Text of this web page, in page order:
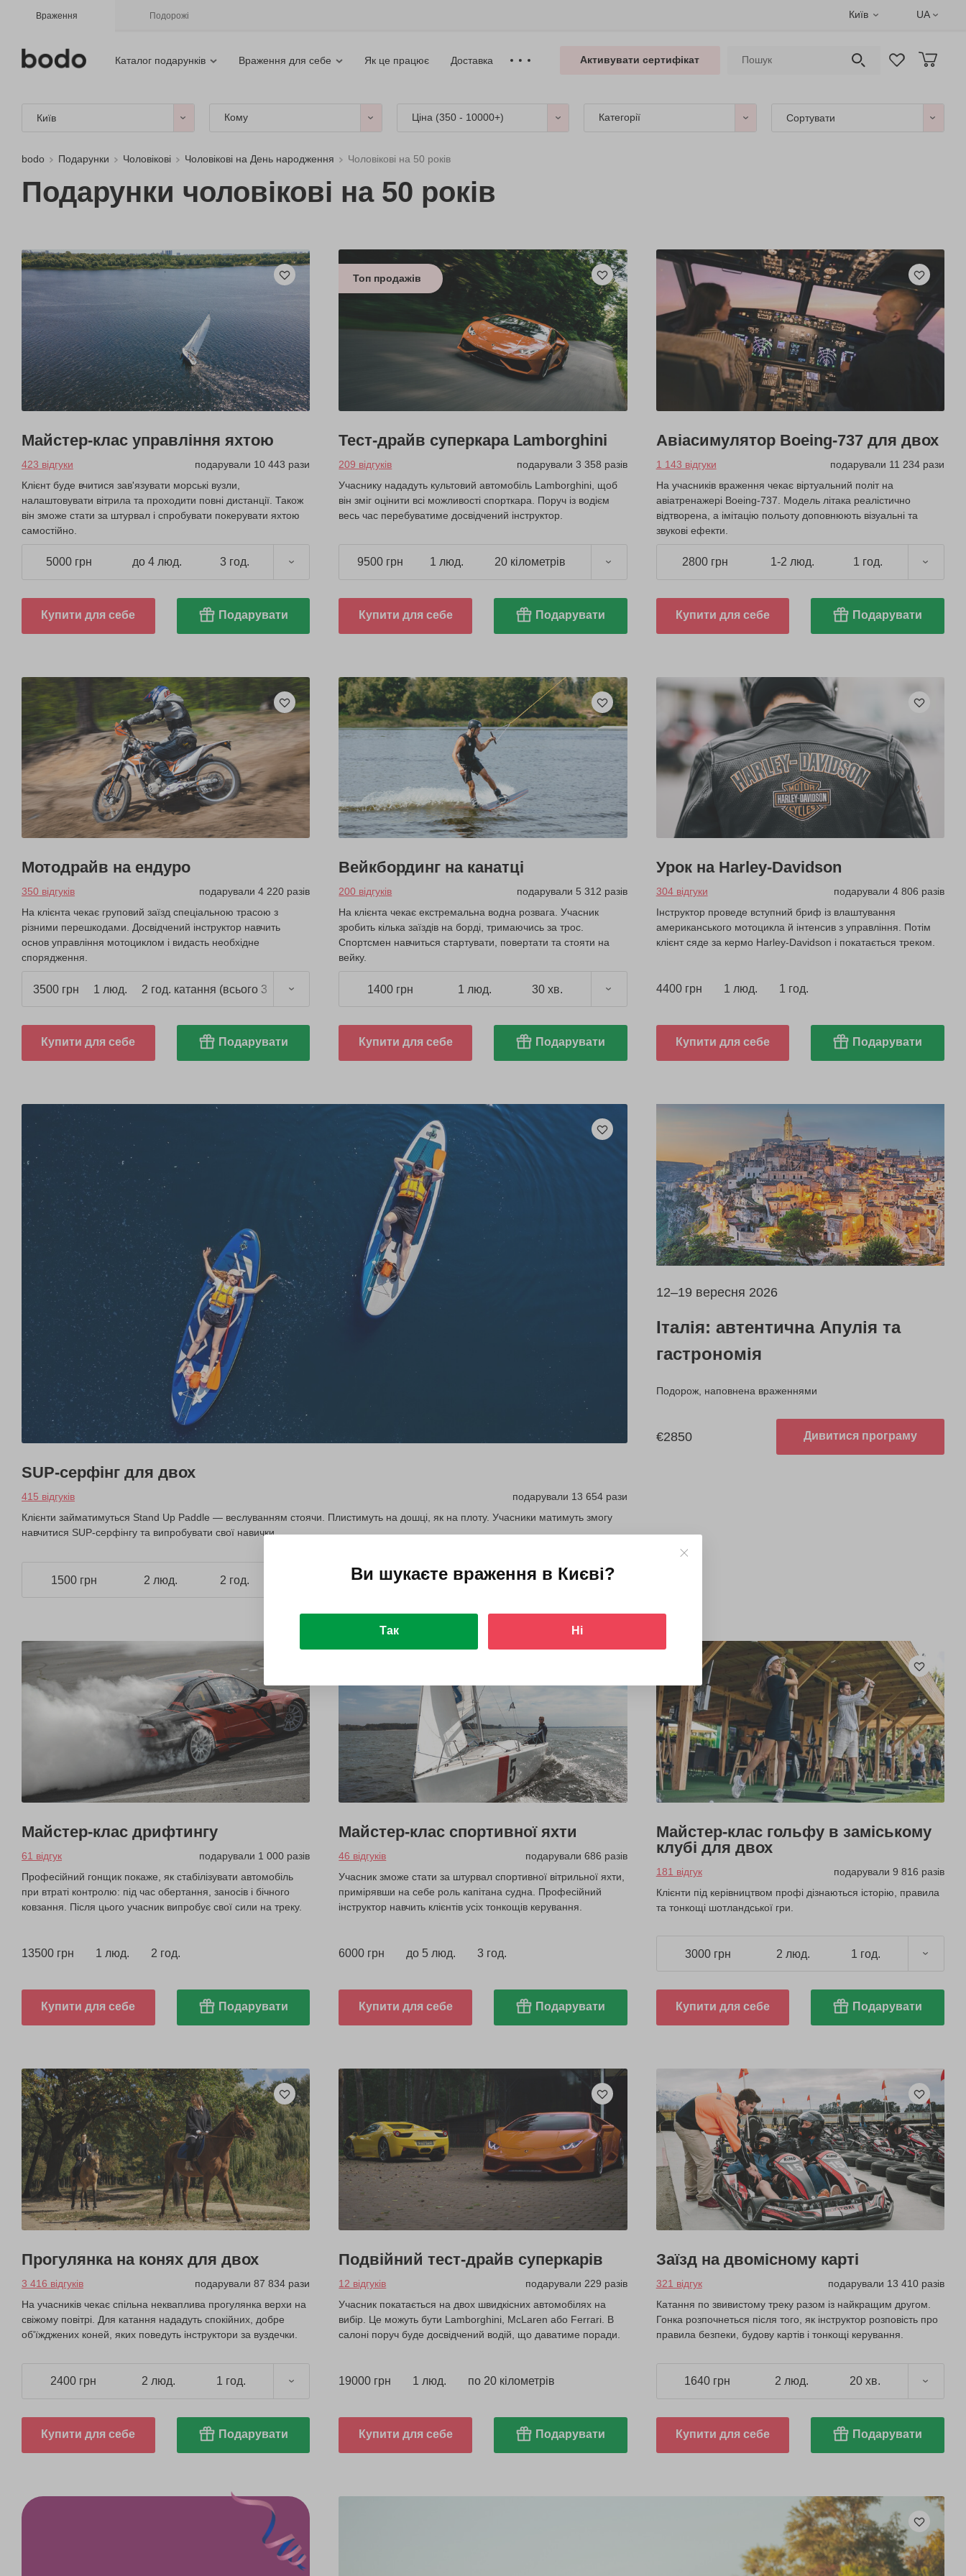
Враження Подорожі Київ UA
Каталог подарунків Враження для себе Як це працює Доставка Активувати сертифікат
Київ Кому Ціна (350 - 10000+) Категорії Сортувати
bodo Подарунки Чоловікові Чоловікові на День народження Чоловікові на 50 років
Подарунки чоловікові на 50 років
Майстер-клас управління яхтою
423 відгуки
подарували 10 443 рази
Клієнт буде вчитися зав'язувати морські вузли,
налаштовувати вітрила та проходити повні дистанції. Також
він зможе стати за штурвал і спробувати покерувати яхтою
самостійно.
5000 грн до 4 люд. 3 год.
Купити для себе Подарувати
Топ продажів
Тест-драйв суперкара Lamborghini
209 відгуків
подарували 3 358 разів
Учаснику нададуть культовий автомобіль Lamborghini, щоб
він зміг оцінити всі можливості спорткара. Поруч із водієм
весь час перебуватиме досвідчений інструктор.
9500 грн 1 люд. 20 кілометрів
Купити для себе Подарувати
Авіасимулятор Boeing-737 для двох
1 143 відгуки
подарували 11 234 рази
На учасників враження чекає віртуальний політ на
авіатренажері Boeing-737. Модель літака реалістично
відтворена, а імітацію польоту доповнюють візуальні та
звукові ефекти.
2800 грн 1-2 люд. 1 год.
Купити для себе Подарувати
Мотодрайв на ендуро
350 відгуків
подарували 4 220 разів
На клієнта чекає груповий заїзд спеціальною трасою з
різними перешкодами. Досвідчений інструктор навчить
основ управління мотоциклом і видасть необхідне
спорядження.
3500 грн 1 люд. 2 год. катання (всього 3 год.)
Купити для себе Подарувати
Вейкбординг на канатці
200 відгуків
подарували 5 312 разів
На клієнта чекає екстремальна водна розвага. Учасник
зробить кілька заїздів на борді, тримаючись за трос.
Спортсмен навчиться стартувати, повертати та стояти на
вейку.
1400 грн 1 люд. 30 хв.
Купити для себе Подарувати
Урок на Harley-Davidson
304 відгуки
подарували 4 806 разів
Інструктор проведе вступний бриф із влаштування
американського мотоцикла й інтенсив з управління. Потім
клієнт сяде за кермо Harley-Davidson і покатається треком.
4400 грн 1 люд. 1 год.
Купити для себе Подарувати
SUP-серфінг для двох
415 відгуків
подарували 13 654 рази
Клієнти займатимуться Stand Up Paddle — веслуванням стоячи. Плистимуть на дошці, як на плоту. Учасники матимуть змогу
навчитися SUP-серфінгу та випробувати свої навички.
1500 грн 2 люд. 2 год. Купити для себе Подарувати
12–19 вересня 2026
Італія: автентична Апулія та
гастрономія
Подорож, наповнена враженнями
€2850 Дивитися програму
Майстер-клас дрифтингу
61 відгук
подарували 1 000 разів
Професійний гонщик покаже, як стабілізувати автомобіль
при втраті контролю: під час обертання, заносів і бічного
ковзання. Після цього учасник випробує свої сили на треку.
13500 грн 1 люд. 2 год.
Купити для себе Подарувати
Майстер-клас спортивної яхти
46 відгуків
подарували 686 разів
Учасник зможе стати за штурвал спортивної вітрильної яхти,
примірявши на себе роль капітана судна. Професійний
інструктор навчить клієнтів усіх тонкощів керування.
6000 грн до 5 люд. 3 год.
Купити для себе Подарувати
Майстер-клас гольфу в заміському
клубі для двох
181 відгук
подарували 9 816 разів
Клієнти під керівництвом профі дізнаються історію, правила
та тонкощі шотландської гри.
3000 грн 2 люд. 1 год.
Купити для себе Подарувати
Прогулянка на конях для двох
3 416 відгуків
подарували 87 834 рази
На учасників чекає спільна некваплива прогулянка верхи на
свіжому повітрі. Для катання нададуть спокійних, добре
об'їжджених коней, яких поведуть інструктори за вуздечки.
2400 грн 2 люд. 1 год.
Купити для себе Подарувати
Подвійний тест-драйв суперкарів
12 відгуків
подарували 229 разів
Учасник покатається на двох швидкісних автомобілях на
вибір. Це можуть бути Lamborghini, McLaren або Ferrari. В
салоні поруч буде досвідчений водій, що даватиме поради.
19000 грн 1 люд. по 20 кілометрів
Купити для себе Подарувати
Заїзд на двомісному карті
321 відгук
подарували 13 410 разів
Катання по звивистому треку разом із найкращим другом.
Гонка розпочнеться після того, як інструктор розповість про
правила безпеки, будову картів і тонкощі керування.
1640 грн 2 люд. 20 хв.
Купити для себе Подарувати
Ви шукаєте враження в Києві?
Так Ні